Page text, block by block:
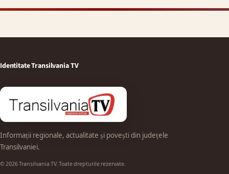
Identitate Transilvania TV
Informații regionale, actualitate și povești din județele
Transilvaniei.
© 2026 Transilvania TV. Toate drepturile rezervate.